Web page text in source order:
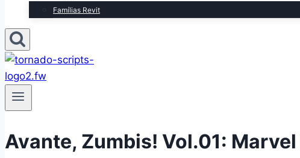
Famílias Revit
Avante, Zumbis! Vol.01: